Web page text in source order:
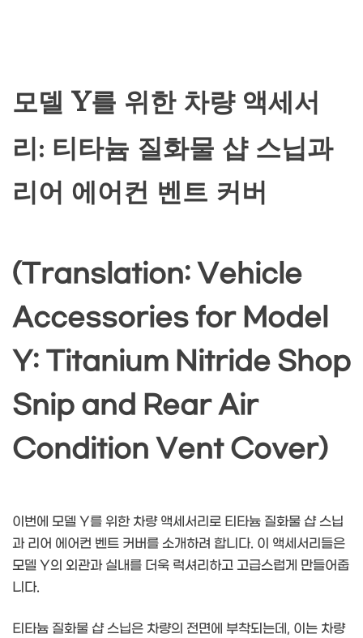
모델 Y를 위한 차량 액세서
리: 티타늄 질화물 샵 스닙과
리어 에어컨 벤트 커버
(Translation: Vehicle
Accessories for Model
Y: Titanium Nitride Shop
Snip and Rear Air
Condition Vent Cover)
이번에 모델 Y를 위한 차량 액세서리로 티타늄 질화물 샵 스닙
과 리어 에어컨 벤트 커버를 소개하려 합니다. 이 액세서리들은
모델 Y의 외관과 실내를 더욱 럭셔리하고 고급스럽게 만들어줍
니다.
티타늄 질화물 샵 스닙은 차량의 전면에 부착되는데, 이는 차량